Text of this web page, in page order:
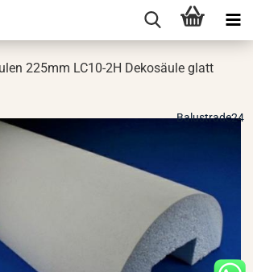
225mm LC10-​2H De­ko­säu­le glatt
Balustrade24